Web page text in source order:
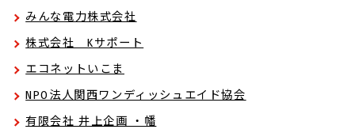
みんな電力株式会社
株式会社 Kサポート
エコネットいこま
NPO法人関西ワンディッシュエイド協会
有限会社 井上企画 ・幡